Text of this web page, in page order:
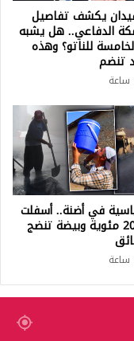
يكشف تفاصيل
الدفاعي.. هل يشبه
للناتو؟ وهذه
تنضم
في أضنة.. أسفلت
بدرجة 200 مئوية وبيضة تنضج